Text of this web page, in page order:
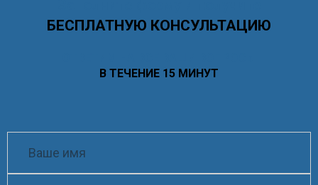
БЕСПЛАТНУЮ КОНСУЛЬТАЦИЮ
В ТЕЧЕНИЕ 15 МИНУТ